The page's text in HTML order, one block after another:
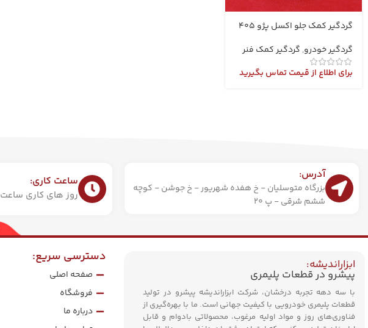
گردگیر کمک جلو اکسل پژو 405
گردگیر خودرو, گردگیر کمک فنر
برای اطلاع از قیمت تماس بگیرید
آدرس:
بزرگاه متوسلیان - خ هفده شهریور - خ جوشن - کوچه
ششم شرقی - پ 20
ساعت کاری:
روز های کاری ساعت 8 الی 17
ابزاراندیشه:
پیشرو در قطعات پلیمری
با سه دهه تجربه درخشان، شرکت ابزاراندیشه پیشرو در تولید
قطعات پلیمری خودرویی با کیفیت جهانی است. ما با بهره‌گیری از
فناوری‌های روز و مواد اولیه مرغوب، محصولاتی بادوام و قابل
دسترسی سریع:
صفحه اصلی
فروشگاه
درباره ما